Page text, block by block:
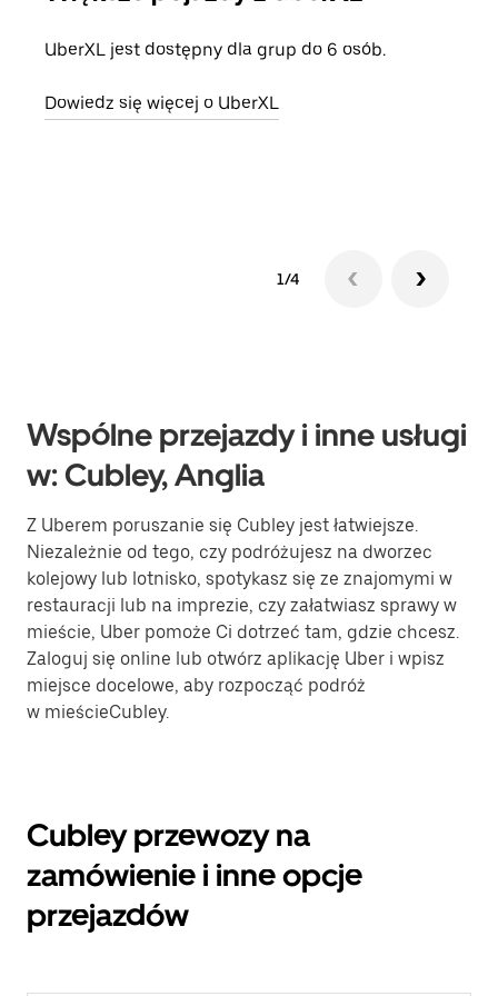
UberXL jest dostępny dla grup do 6 osób.
Dowiedz się więcej o UberXL
1/4
Wspólne przejazdy i inne usługi
w: Cubley, Anglia
Z Uberem poruszanie się Cubley jest łatwiejsze.
Niezależnie od tego, czy podróżujesz na dworzec
kolejowy lub lotnisko, spotykasz się ze znajomymi w
restauracji lub na imprezie, czy załatwiasz sprawy w
mieście, Uber pomoże Ci dotrzeć tam, gdzie chcesz.
Zaloguj się online lub otwórz aplikację Uber i wpisz
miejsce docelowe, aby rozpocząć podróż
w mieścieCubley.
Cubley przewozy na
zamówienie i inne opcje
przejazdów